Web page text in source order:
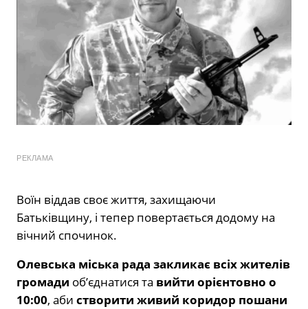
РЕКЛАМА
Воїн віддав своє життя, захищаючи
Батьківщину, і тепер повертається додому на
вічний спочинок.
Олевська міська рада закликає всіх жителів
громади об’єднатися та вийти орієнтовно о
10:00, аби створити живий коридор пошани